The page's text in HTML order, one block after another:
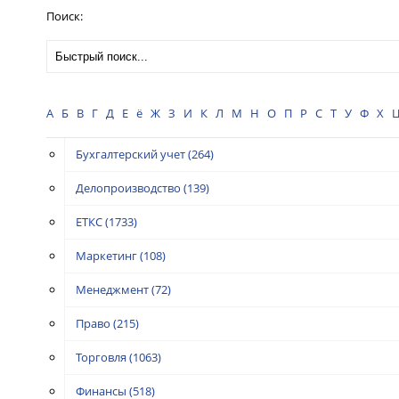
Поиск:
А Б В Г Д Е ё Ж З И К Л М Н О П Р С Т У Ф Х Ц
Бухгалтерский учет(264)
Делопроизводство (139)
ЕТКС(1733)
Маркетинг(108)
Менеджмент(72)
Право (215)
Торговля (1063)
Финансы (518)